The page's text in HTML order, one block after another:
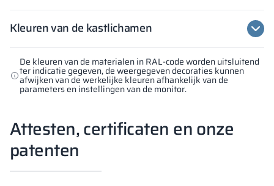
De kleuren van de materialen in RAL-code worden uitsluitend
ter indicatie gegeven, de weergegeven decoraties kunnen
afwijken van de werkelijke kleuren afhankelijk van de
parameters en instellingen van de monitor.
Kleuren van de kastlichamen
Attesten, certificaten en onze
patenten